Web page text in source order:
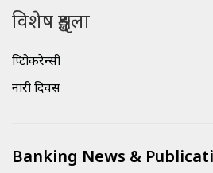
विशेष शृङ्खला
क्रिप्टोकरेन्सी
नारी दिवस
Banking News &